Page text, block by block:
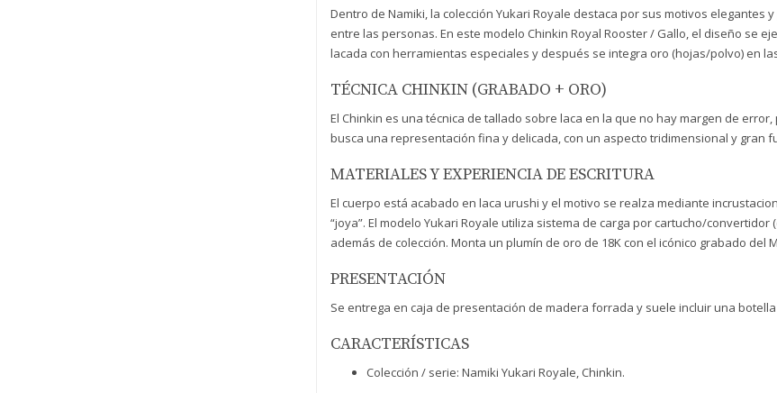
Dentro de Namiki, la colección Yukari Royale destaca por sus motivos elegantes
entre las personas. En este modelo Chinkin Royal Rooster / Gallo, el diseño se
lacada con herramientas especiales y después se integra oro (hojas/polvo) en
TÉCNICA CHINKIN (GRABADO + ORO)
El Chinkin es una técnica de tallado sobre laca en la que no hay margen de
busca una representación fina y delicada, con un aspecto tridimensional y gran
MATERIALES Y EXPERIENCIA DE ESCRITURA
El cuerpo está acabado en laca urushi y el motivo se realza mediante
“joya”. El modelo Yukari Royale utiliza sistema de carga por cartucho/
además de colección. Monta un plumín de oro de 18K con el icónico grabado del
PRESENTACIÓN
Se entrega en caja de presentación de madera forrada y suele incluir una
CARACTERÍSTICAS
Colección / serie: Namiki Yukari Royale, Chinkin.